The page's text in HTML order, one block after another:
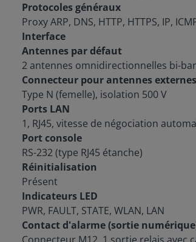
Protocoles généraux
Proxy ARP, DNS, HTTP, HTTPS, IP,
Interface
Antennes par défaut
2 antennes omnidirectionnelles bi-
Connecteur pour antennes externes
Type N (femelle), isolation 500 V
Ports LAN
1, RJ45, vitesse de négociation
Port console
RS-232 (type RJ45 étanche)
Réinitialisation
Présent
Indicateurs LED
PWR, FAULT, STATE, WLAN, LAN
Contact d'alarme (sortie